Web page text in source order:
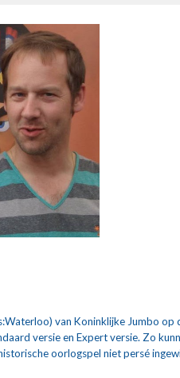
van Koninklijke Jumbo op
versie en Expert versie. Zo
oorlogspel niet persé